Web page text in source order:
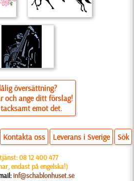
översättning?
och ange ditt förslag!
emot det.
Kontakta oss Leverans i Sverige Sök
08 12 400 477
endast på engelska!)
inf@schablonhuset.se